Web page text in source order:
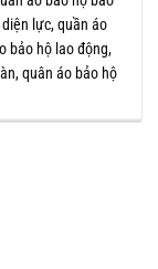
lực,quần áo
bảo hộ lao động,
,quân áo bảo hộ